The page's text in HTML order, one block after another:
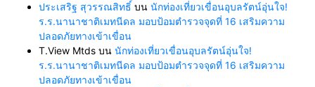
ประเสริฐ สุวรรณสิทธิ์ บน นักท่องเที่ยวเขื่อนอุบลรัตน์อุ่นใจ!
ร.ร.นานาชาติเมทนีดล มอบป้อมตำรวจจุดที่ 16 เสริมความ
ปลอดภัยทางเข้าเขื่อน
T.View Mtds บน นักท่องเที่ยวเขื่อนอุบลรัตน์อุ่นใจ!
ร.ร.นานาชาติเมทนีดล มอบป้อมตำรวจจุดที่ 16 เสริมความ
ปลอดภัยทางเข้าเขื่อน